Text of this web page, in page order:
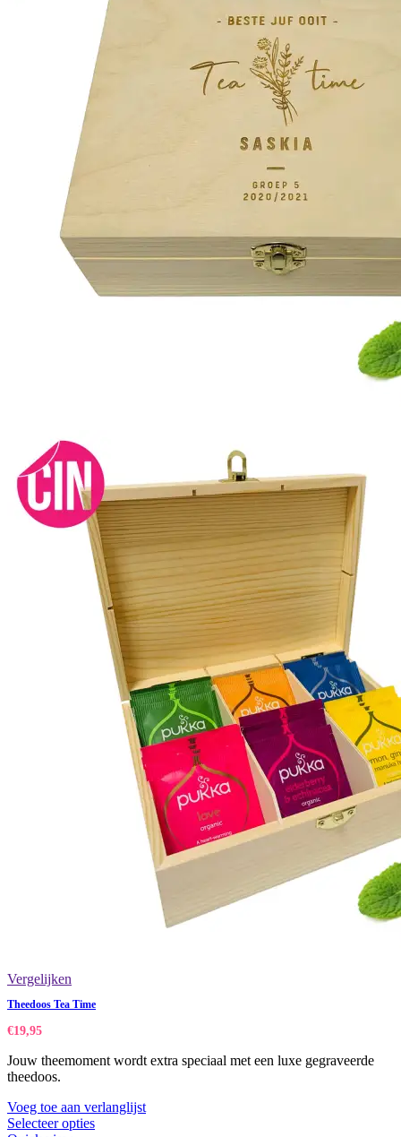
Vergelijken
Theedoos Tea Time
€19,95
Jouw theemoment wordt extra speciaal met een luxe gegraveerde
theedoos.
Voeg toe aan verlanglijst
Selecteer opties